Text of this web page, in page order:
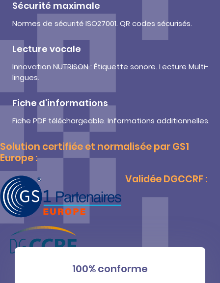
Sécurité maximale
Normes de sécurité ISO27001. QR codes sécurisés.
Lecture vocale
Innovation NUTRISON : Étiquette sonore. Lecture Multi-
lingues.
Fiche d'informations
Fiche PDF téléchargeable. Informations additionnelles.
Solution certifiée et normalisée par GS1
Europe :
Validée DGCCRF :
100% conforme